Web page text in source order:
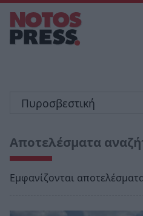
Αποτελέσματα
Εμφανίζονται